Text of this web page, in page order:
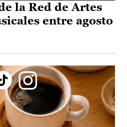
la Red de Artes
entre agosto